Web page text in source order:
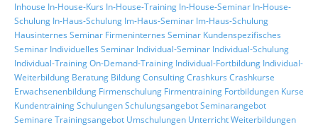
Inhouse In-House-Kurs In-House-Training In-House-Seminar In-House-
Schulung In-Haus-Schulung Im-Haus-Seminar Im-Haus-Schulung
Hausinternes Seminar Firmeninternes Seminar Kundenspezifisches
Seminar Individuelles Seminar Individual-Seminar Individual-Schulung
Individual-TrainingOn-Demand-Training Individual-Fortbildung Individual-
Weiterbildung Beratung BildungConsultingCrashkurs Crashkurse
Erwachsenenbildung Firmenschulung Firmentraining Fortbildungen Kurse
KundentrainingSchulungenSchulungsangebotSeminarangebot
Seminare Trainingsangebot Umschulungen UnterrichtWeiterbildungen